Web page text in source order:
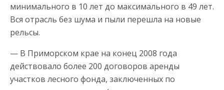
минимального в 10 лет до максимального в 49 лет.
Вся отрасль без шума и пыли перешла на новые
рельcы.
— В Приморском крае на конец 2008 года
действовало более 200 договоров аренды
участков лесного фонда, заключенных по